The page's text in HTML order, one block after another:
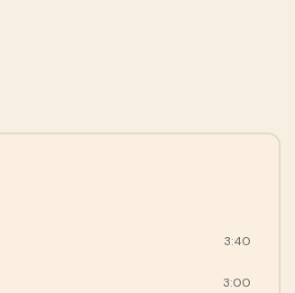
3:40
3:00
fácil de acessar e o envio foi